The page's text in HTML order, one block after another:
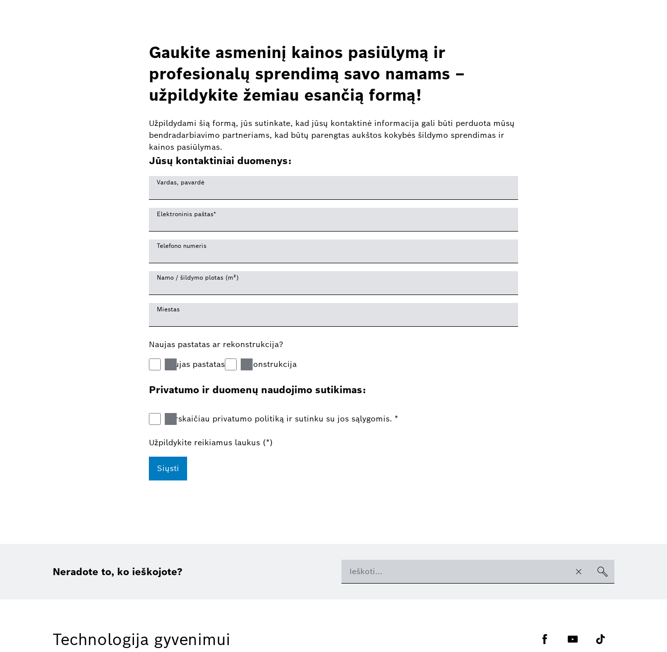
Gaukite asmeninį kainos pasiūlymą ir
profesionalų sprendimą savo namams –
užpildykite žemiau esančią formą!
Užpildydami šią formą, jūs sutinkate, kad jūsų kontaktinė informacija gali būti perduota mūsų
bendradarbiavimo partneriams, kad būtų parengtas aukštos kokybės šildymo sprendimas ir
kainos pasiūlymas.
Jūsų kontaktiniai duomenys:
Vardas, pavardė
Elektroninis paštas*
Telefono numeris
Namo / šildymo plotas (m²)
Miestas
Naujas pastatas ar rekonstrukcija?
naujas pastatas
rekonstrukcija
Privatumo ir duomenų naudojimo sutikimas:
Perskaičiau privatumo politiką ir sutinku su jos sąlygomis. *
Užpildykite reikiamus laukus (*)
Siųsti
Neradote to, ko ieškojote?
Technologija gyvenimui